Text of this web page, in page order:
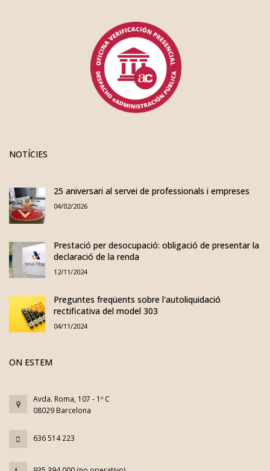
NOTÍCIES
25 aniversari al servei de professionals i empreses
04/02/2026
Prestació per desocupació: obligació de presentar la
declaració de la renda
12/11/2024
Preguntes freqüents sobre l'autoliquidació
rectificativa del model 303
04/11/2024
ON ESTEM
Avda. Roma, 107 - 1º C
08029 Barcelona
636 514 223